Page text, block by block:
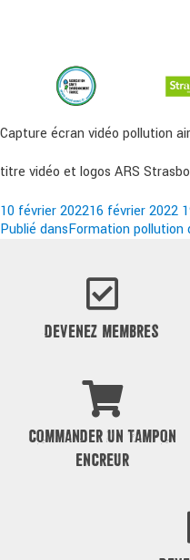
Capture écran vidéo pollution
titre vidéo et logos ARS
Publié
le
10 février 202216 février 2022
Navigation
Publié dansFormation pollution
DEVENEZ MEMBRES
COMMANDER UN TAMPON
ENCREUR